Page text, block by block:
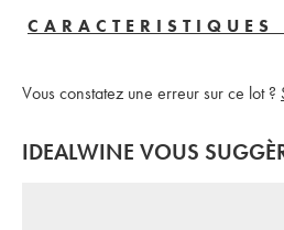
CARACTERISTIQUES
Vous constatez une erreur sur ce lot ?
IDEALWINE VOUS